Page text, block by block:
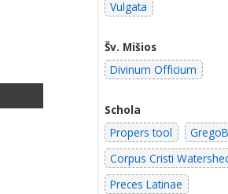
Vulgata
Šv. Mišios
Divinum Officium
Schola
Propers tool
Corpus Cristi
Preces Latinae